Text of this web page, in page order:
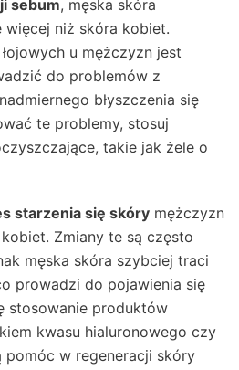
sebum, męska skóra
więcej niż skóra kobiet.
u mężczyzn jest
do problemów z
błyszczenia się
te problemy, stosuj
takie jak żele o
starzenia się skóry mężczyzn
Zmiany te są często
męska skóra szybciej traci
prowadzi do pojawienia się
stosowanie produktów
kwasu hialuronowego czy
w regeneracji skóry